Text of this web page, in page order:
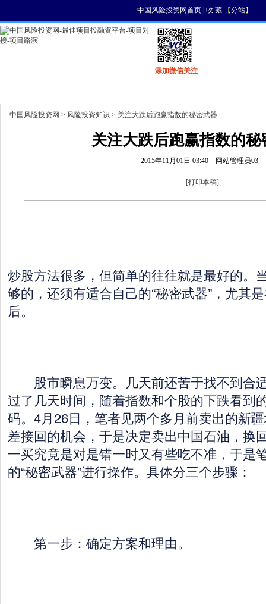
中国风险投资网首页| 收 藏【分站】
添加微信关注
中国风险投资网 > 风险投资知识 > 关注大跌后跑赢指数的秘密武器
关注大跌后跑赢指数的秘
2015年11月01日 03:40 网站管理员03
[打印本稿]
炒股方法很多，但简单的往往就是最好的。
够的，还须有适合自己的“秘密武器”，尤其
后。
股市瞬息万变。几天前还苦于找不到合
过了几天时间，随着指数和个股的下跌看到
码。4月26日，笔者见两个多月前卖出的新
差接回的机会，于是决定卖出中国石油，换
一买究竟是对是错一时又有些吃不准，于是
的“秘密武器”进行操作。具体分三个步骤：
第一步：确定方案和理由。